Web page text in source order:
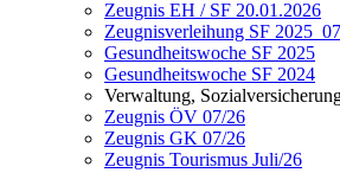
Zeugnis EH / SF 20.01.2026
Zeugnisverleihung SF 2025_07
Gesundheitswoche SF 2025
Gesundheitswoche SF 2024
Verwaltung,
Zeugnis ÖV 07/26
Zeugnis GK 07/26
Zeugnis Tourismus Juli/26